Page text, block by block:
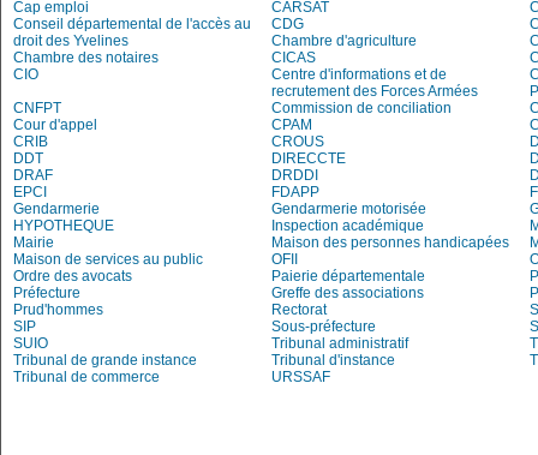
Cap emploi
CARSAT
Conseil départemental de l'accès au
droit des Yvelines
CDG
Chambre d'agriculture
Chambre des notaires
CICAS
CIO
Centre d'informations et de
recrutement des Forces Armées
CNFPT
Commission de conciliation
Cour d'appel
CPAM
CRIB
CROUS
DDT
DIRECCTE
DRAF
DRDDI
EPCI
FDAPP
Gendarmerie
Gendarmerie motorisée
HYPOTHEQUE
Inspection académique
Mairie
Maison des personnes handicapées
Maison de services au public
OFII
Ordre des avocats
Paierie départementale
Préfecture
Greffe des associations
Prud'hommes
Rectorat
SIP
Sous-préfecture
SUIO
Tribunal administratif
Tribunal de grande instance
Tribunal d'instance
Tribunal de commerce
URSSAF